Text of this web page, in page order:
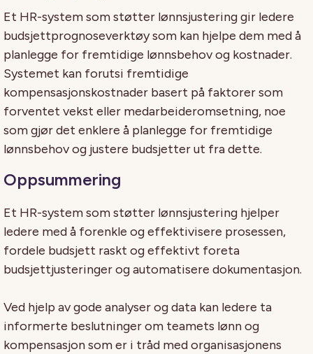
Et HR-system som støtter lønnsjustering gir ledere
budsjettprognoseverktøy som kan hjelpe dem med å
planlegge for fremtidige lønnsbehov og kostnader.
Systemet kan forutsi fremtidige
kompensasjonskostnader basert på faktorer som
forventet vekst eller medarbeideromsetning, noe
som gjør det enklere å planlegge for fremtidige
lønnsbehov og justere budsjetter ut fra dette.
Oppsummering
Et HR-system som støtter lønnsjustering hjelper
ledere med å forenkle og effektivisere prosessen,
fordele budsjett raskt og effektivt foreta
budsjettjusteringer og automatisere dokumentasjon.
Ved hjelp av gode analyser og data kan ledere ta
informerte beslutninger om teamets lønn og
kompensasjon som er i tråd med organisasjonens